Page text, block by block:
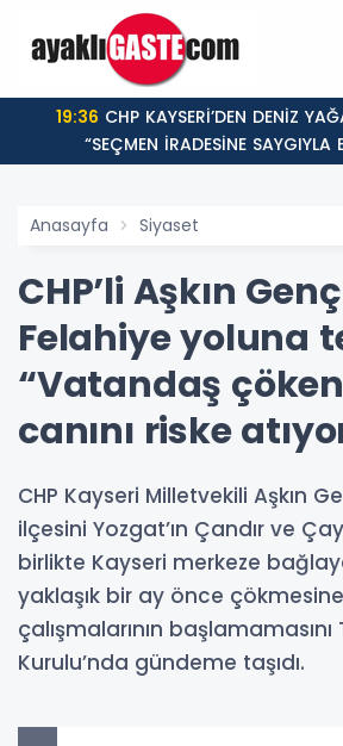
19:36
“SEÇMEN İRADESİNE SAYGIYLA
Anasayfa Siyaset
CHP’li Aşkın
Felahiye yoluna
“Vatandaş
canını riske
CHP Kayseri Milletvekili Aşkın
ilçesini Yozgat’ın Çandır ve
birlikte Kayseri merkeze
yaklaşık bir ay önce
çalışmalarının başlamamasını
Kurulu’nda gündeme taşıdı.